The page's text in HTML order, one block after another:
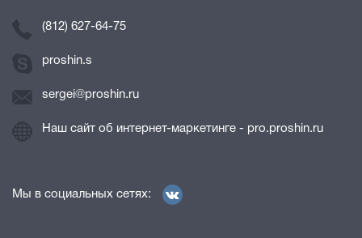
(812) 627-64-75
proshin.s
sergei@proshin.ru
Наш сайт об интернет-маркетинге - pro.proshin.ru
Мы в социальных сетях: